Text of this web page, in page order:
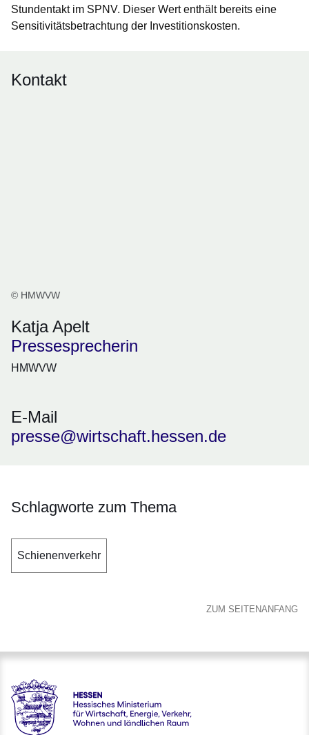
Stundentakt im SPNV. Dieser Wert enthält bereits eine
Sensitivitätsbetrachtung der Investitionskosten.
Kontakt
© HMWVW
Katja Apelt
Pressesprecherin
HMWVW
E-Mail
presse@wirtschaft.hessen.de
Schlagworte zum Thema
Schienenverkehr
ZUM SEITENANFANG
Hessen - Hessisches Ministerium für Wirtschaft, Energie,